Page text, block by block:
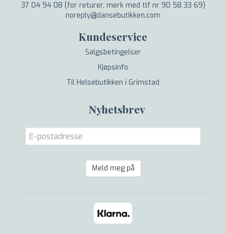
37 04 94 08 (for returer, merk med tlf nr 90 58 33 69)
noreply@dansebutikken.com
Kundeservice
Salgsbetingelser
Kjøpsinfo
Til Helsebutikken i Grimstad
Nyhetsbrev
Meld meg på